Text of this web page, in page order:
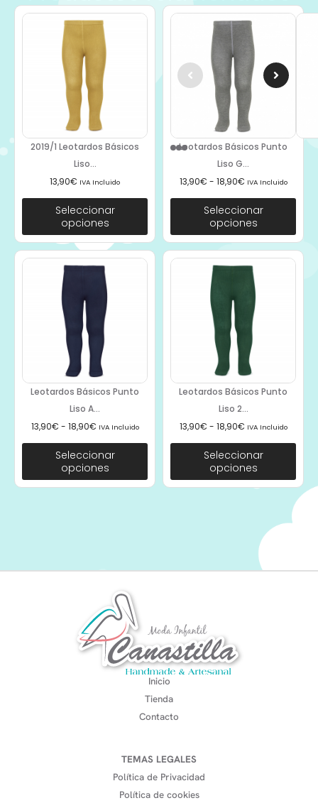
2019/1 Leotardos Básicos
Liso...
13,90€ IVA Incluido
Seleccionar
opciones
Leotardos Básicos Punto
Liso G...
13,90€ - 18,90€ IVA Incluido
Seleccionar
opciones
Leotardos Básicos Punto
Liso A...
13,90€ - 18,90€ IVA Incluido
Seleccionar
opciones
Leotardos Básicos Punto
Liso 2...
13,90€ - 18,90€ IVA Incluido
Seleccionar
opciones
Inicio
Tienda
Contacto
TEMAS LEGALES
Política de Privacidad
Política de cookies